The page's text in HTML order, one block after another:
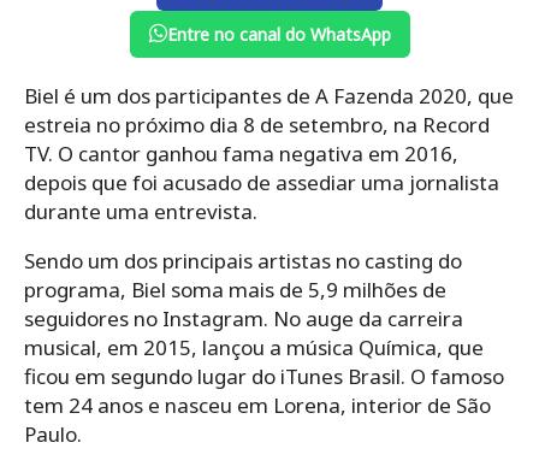
Entre no canal do WhatsApp
Biel é um dos participantes de A Fazenda 2020, que
estreia no próximo dia 8 de setembro, na Record
TV. O cantor ganhou fama negativa em 2016,
depois que foi acusado de assediar uma jornalista
durante uma entrevista.
Sendo um dos principais artistas no casting do
programa, Biel soma mais de 5,9 milhões de
seguidores no Instagram. No auge da carreira
musical, em 2015, lançou a música Química, que
ficou em segundo lugar do iTunes Brasil. O famoso
tem 24 anos e nasceu em Lorena, interior de São
Paulo.